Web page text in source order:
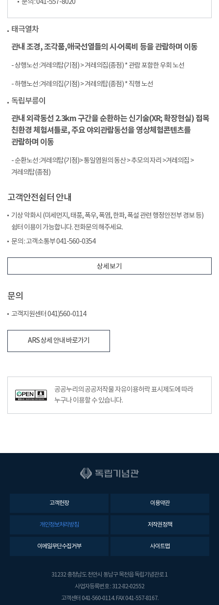
문의 : 041-557-8020
태극열차
관내 조경, 조각품,애국선열들의 시∙어록비 등을 관람하며 이동
- 상행노선 :겨레의탑(기점) > 겨레의집(종점) * 관람 포함한 우회 노선
- 하행노선 :겨레의집(기점) > 겨레의탑(종점) * 직행 노선
독립부릉이
관내 외곽동선 2.3km 구간을 순환하는 신기술(XR; 확장현실) 접목
친환경 체험셔틀로, 주요 야외관람동선을 영상체험콘텐츠를
관람하며 이동
- 순환노선 :겨레의탑(기점)> 통일염원의 동산 > 추모의 자리 >겨레의집 >
겨레의탑(종점)
고객안전쉼터 안내
기상 악화시 (미세먼지, 태풍, 폭우, 폭염, 한파, 폭설 관련 행정안전부 경보 등)
쉼터 이용이 가능합니다. 전화문의 해주세요.
문의 : 고객소통부 041-560-0354
상세보기
문의
고객지원센터 041)560-0114
ARS 상세 안내 바로가기
공공누리공공저작물자유이용허락–출처표시이미지
공공누리의 공공저작물 자유이용허락 표시제도에 따라
누구나 이용할 수 있습니다.
고객헌장 이용약관
개인정보처리방침 저작권정책
이메일무단수집거부 사이트맵
31232 충청남도 천안시 동남구 목천읍 독립기념관로 1
사업자등록번호 : 312-82-02552
고객센터 041-560-0114. FAX 041-557-8167.